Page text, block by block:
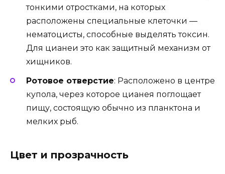
тонкими отростками, на которых
расположены специальные клеточки —
нематоцисты, способные выделять токсин.
Для цианеи это как защитный механизм от
хищников.
Ротовое отверстие: Расположено в центре
купола, через которое цианея поглощает
пищу, состоящую обычно из планктона и
мелких рыб.
Цвет и прозрачность